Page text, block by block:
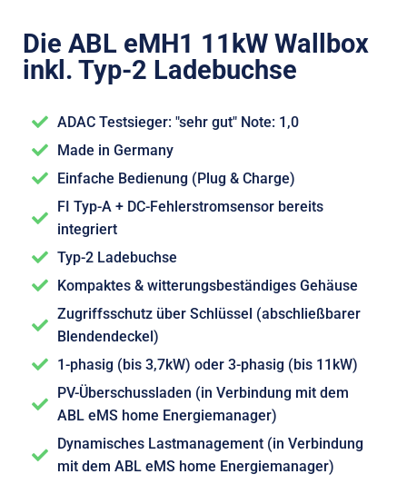
Die ABL eMH1 11kW Wallbox
inkl. Typ-2 Ladebuchse
ADAC Testsieger: "sehr gut" Note: 1,0
Made in Germany
Einfache Bedienung (Plug & Charge)
FI Typ-A + DC-Fehlerstromsensor bereits
integriert
Typ-2 Ladebuchse
Kompaktes & witterungsbeständiges Gehäuse
Zugriffsschutz über Schlüssel (abschließbarer
Blendendeckel)
1-phasig (bis 3,7kW) oder 3-phasig (bis 11kW)
PV-Überschussladen (in Verbindung mit dem
ABL eMS home Energiemanager)
Dynamisches Lastmanagement (in Verbindung
mit dem ABL eMS home Energiemanager)